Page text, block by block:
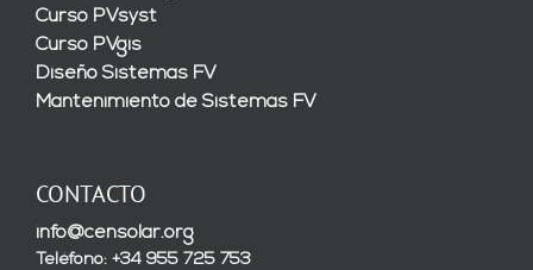
Curso PVsyst
Curso PVgis
Diseño Sistemas FV
Mantenimiento de Sistemas FV
CONTACTO
info@censolar.org
Teléfono: +34 955 725 753